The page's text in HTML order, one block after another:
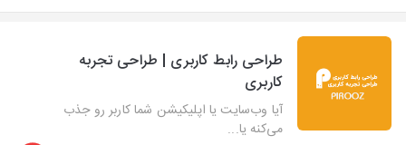
طراحی رابط کاربری | طراحی تجربه
کاربری
آیا وب‌سایت یا اپلیکیشن شما کاربر رو جذب
می‌کنه یا...